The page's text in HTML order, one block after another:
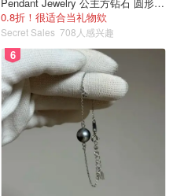
0.8折！很适合当礼物欸
Secret Sales 708人感兴趣
6